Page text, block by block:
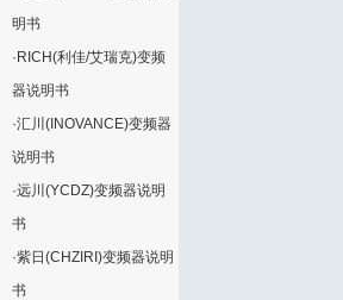
明书
· RICH(利佳/艾瑞克)变频
器说明书
·汇川(INOVANCE)变频器
说明书
·远川(YCDZ)变频器说明
书
·紫日(CHZIRI)变频器说明
书